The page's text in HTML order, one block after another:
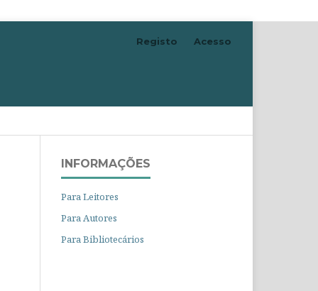
Registo Acesso
INFORMAÇÕES
Para Leitores
Para Autores
Para Bibliotecários